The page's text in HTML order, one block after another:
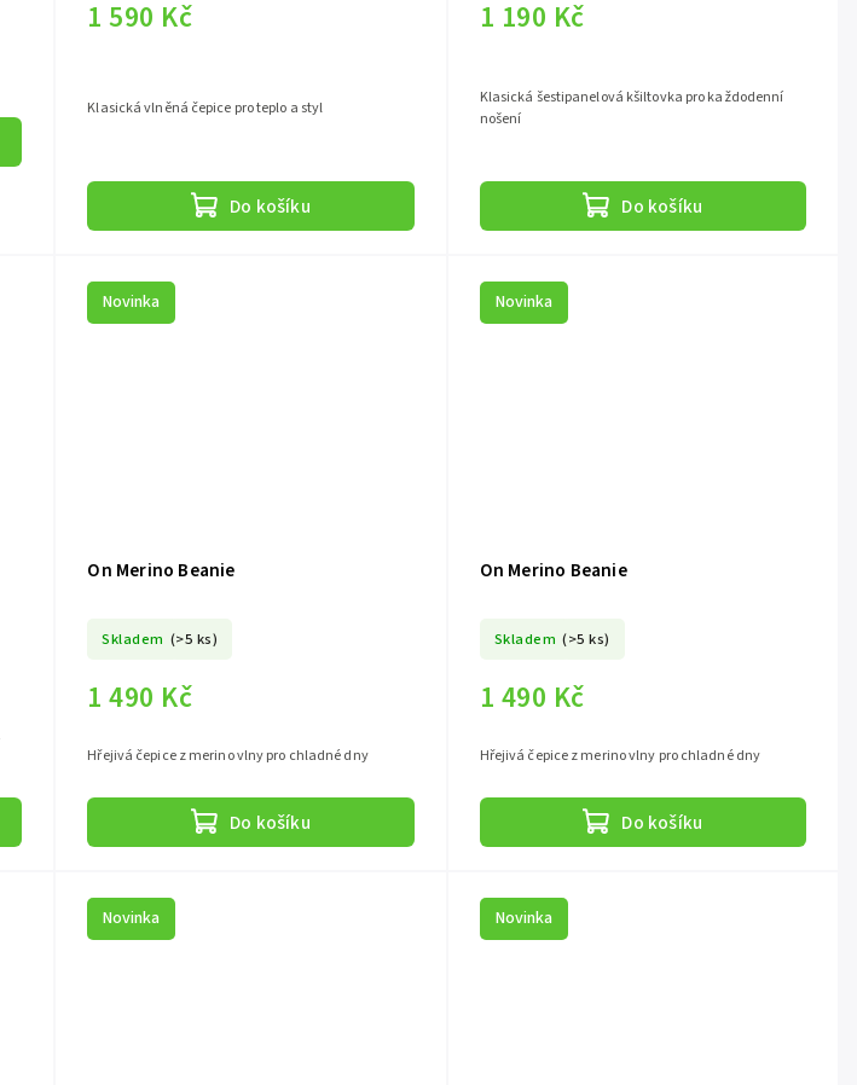
1 590 Kč
Do košíku
Klasická vlněná čepice pro teplo a styl
1 190 Kč
Do košíku
Klasická šestipanelová kšiltovka pro každodenní
nošení
Novinka
On Merino Beanie
Skladem (>5 ks)
1 490 Kč
Do košíku
Hřejivá čepice z merino vlny pro chladné dny
Novinka
On Merino Beanie
Skladem (>5 ks)
1 490 Kč
Do košíku
Hřejivá čepice z merino vlny pro chladné dny
Novinka Novinka